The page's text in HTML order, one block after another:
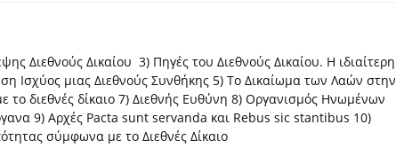
Διεθνούς Δικαίου 3) Πηγές του Διεθνούς Δικαίου. Η ιδιαίτερη
Ισχύος μιας Διεθνούς Συνθήκης 5) Το Δικαίωμα των Λαών στην
διεθνές δίκαιο 7) Διεθνής Ευθύνη 8) Οργανισμός Ηνωμένων
9) Αρχές Pacta sunt servanda και Rebus sic stantibus 10)
σύμφωνα με το Διεθνές Δίκαιο